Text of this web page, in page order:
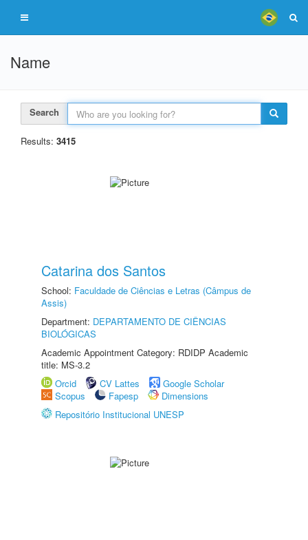
Name
Search
Results: 3415
Catarina dos Santos
School: Faculdade de Ciências e Letras (Câmpus de
Assis)
Department: DEPARTAMENTO DE CIÊNCIAS
BIOLÓGICAS
Academic Appointment Category: RDIDP Academic
title: MS-3.2
Orcid
CV Lattes
Google Scholar
Scopus
Fapesp
Dimensions
Repositório Institucional UNESP